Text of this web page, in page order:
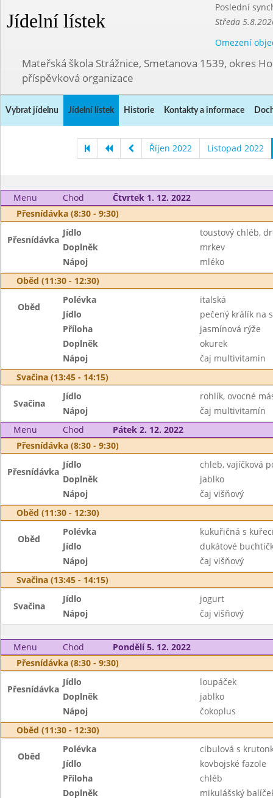
Jídelní lístek
Poslední
Středa
Omezení
Mateřská škola Strážnice, Smetanova 1539, okres
příspěvková organizace
Vybrat jídelnu Jídelní lístek Historie Kontakty a informace
Říjen 2022 Listopad 2022
Menu Chod
Čtvrtek 1. 12. 2022
Přesnídávka (8:30 - 9:30)
Přesnídávka
Jídlo
toustový chléb,
Doplněk
mrkev
Nápoj
mléko
Oběd (11:30 - 12:30)
Oběd
Polévka
italská
Jídlo
pečený králík na
Příloha
jasmínová rýže
Doplněk
okurek
Nápoj
čaj multivitamin
Svačina (13:45 - 14:15)
Svačina
Jídlo
rohlík, ovocné
Nápoj
čaj multivitamín
Menu
Chod
Pátek 2. 12. 2022
Přesnídávka (8:30 - 9:30)
Přesnídávka
Jídlo
chleb, vajíčková
Doplněk
jablko
Nápoj
čaj višňový
Oběd (11:30 - 12:30)
Oběd
Polévka
kukuřičná s
Jídlo
dukátové
Nápoj
čaj višňový
Svačina (13:45 - 14:15)
Svačina
Jídlo
jogurt
Nápoj
čaj višňový
Menu Chod
Pondělí 5. 12. 2022
Přesnídávka (8:30 - 9:30)
Přesnídávka
Jídlo
loupáček
Doplněk
jablko
Nápoj
čokoplus
Oběd (11:30 - 12:30)
Oběd
Polévka
cibulová s
Jídlo
kovbojské fazole
Příloha
chléb
Doplněk
mikulášský